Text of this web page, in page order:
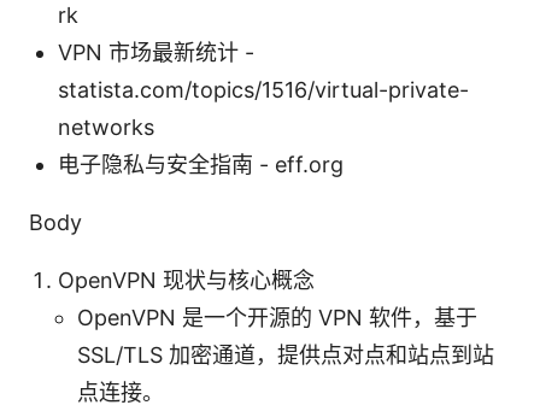
rk
VPN 市场最新统计 -
statista.com/topics/1516/virtual-private-
networks
电子隐私与安全指南 - eff.org
Body
OpenVPN 现状与核心概念
OpenVPN 是一个开源的 VPN 软件，基于
SSL/TLS 加密通道，提供点对点和站点到站
点连接。